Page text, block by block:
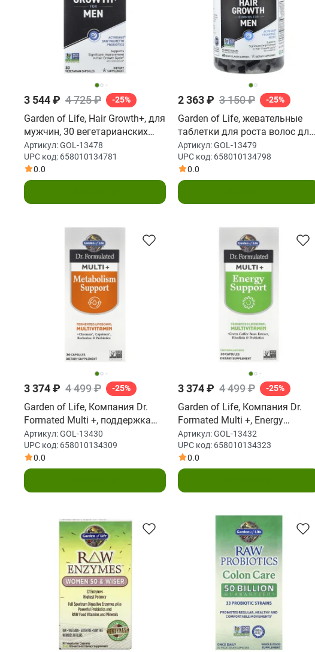
3 544 ₽ 4 725 ₽ -25%
Garden of Life, Hair Growth+, для
мужчин, 30 вегетарианских
капсул
Артикул:GOL-13478
UPC код: 658010134781
0.0
2 363 ₽ 3 150 ₽ -25%
Garden of Life, жевательные
таблетки для роста волос для
мужчин, со вкусом ягод, 60
жевательных таблеток
Артикул:GOL-13479
UPC код: 658010134798
0.0
3 374 ₽ 4 499 ₽ -25%
Garden of Life, Компания Dr.
Formated Multi +, поддержка
метаболизма, 30 капсул
Артикул:GOL-13430
UPC код: 658010134309
0.0
3 374 ₽ 4 499 ₽ -25%
Garden of Life, Компания Dr.
Formated Multi +, Energy
Support, 30 капсул
Артикул:GOL-13432
UPC код: 658010134323
0.0